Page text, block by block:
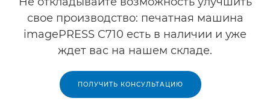
свое производство: печатная машина
imagePRESS C710 есть в наличии и уже
ждет вас на нашем складе.
ПОЛУЧИТЬ КОНСУЛЬТАЦИЮ